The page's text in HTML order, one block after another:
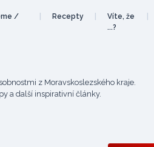
/
Recepty
Víte, že
...?
z Moravskoslezského kraje.
a další inspirativní články.